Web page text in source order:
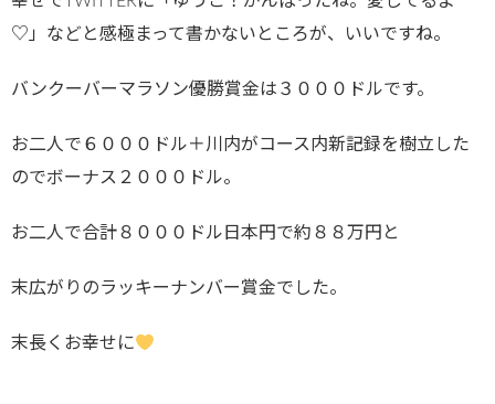
♡」などと感極まって書かないところが、いいですね。
バンクーバーマラソン優勝賞金は３０００ドルです。
お二人で６０００ドル＋川内がコース内新記録を樹立した
のでボーナス２０００ドル。
お二人で合計８０００ドル日本円で約８８万円と
末広がりのラッキーナンバー賞金でした。
末長くお幸せに